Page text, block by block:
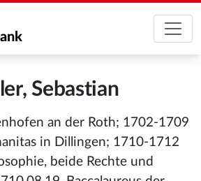
Sebastian
an der Roth; 1702-1709
in Dillingen; 1710-1712
beide Rechte und